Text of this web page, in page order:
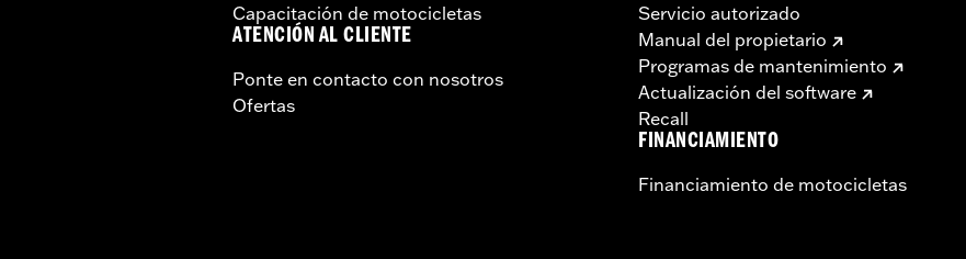
Capacitación de motocicletas
ATENCIÓN AL CLIENTE
Ponte en contacto con nosotros
Ofertas
Servicio autorizado
Manual del propietario
Programas de mantenimiento
Actualización del software
Recall
FINANCIAMIENTO
Financiamiento de motocicletas